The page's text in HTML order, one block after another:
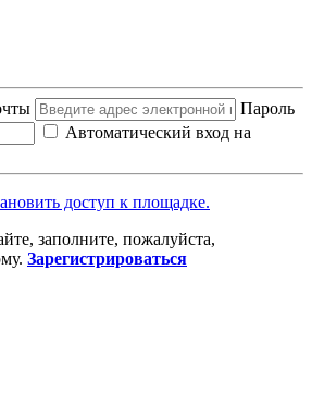
Пароль
Автоматический вход на
доступ к площадке.
заполните, пожалуйста,
Зарегистрироваться